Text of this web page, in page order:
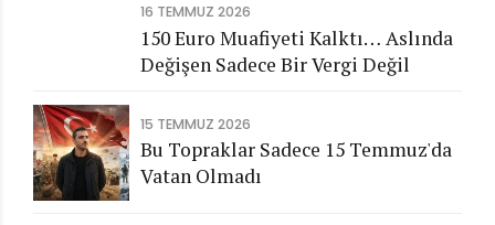
Bekliyor?
16 TEMMUZ 2026
150 Euro Muafiyeti Kalktı… Aslında
Değişen Sadece Bir Vergi Değil
15 TEMMUZ 2026
Bu Topraklar Sadece 15 Temmuz'da
Vatan Olmadı